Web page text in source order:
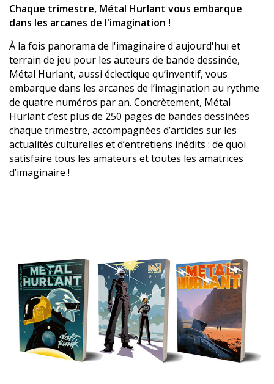
Chaque trimestre, Métal Hurlant vous embarque
dans les arcanes de l'imagination !
À la fois panorama de l'imaginaire d'aujourd'hui et
terrain de jeu pour les auteurs de bande dessinée,
Métal Hurlant, aussi éclectique qu’inventif, vous
embarque dans les arcanes de l’imagination au rythme
de quatre numéros par an. Concrètement, Métal
Hurlant c’est plus de 250 pages de bandes dessinées
chaque trimestre, accompagnées d’articles sur les
actualités culturelles et d’entretiens inédits : de quoi
satisfaire tous les amateurs et toutes les amatrices
d’imaginaire !